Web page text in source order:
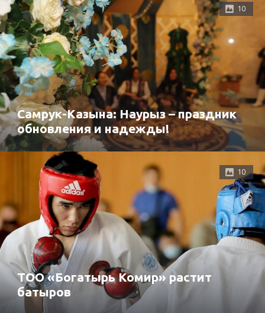
10
Самрук-Казына: Наурыз – праздник
обновления и надежды!
10
ТОО «Богатырь Комир» растит
батыров